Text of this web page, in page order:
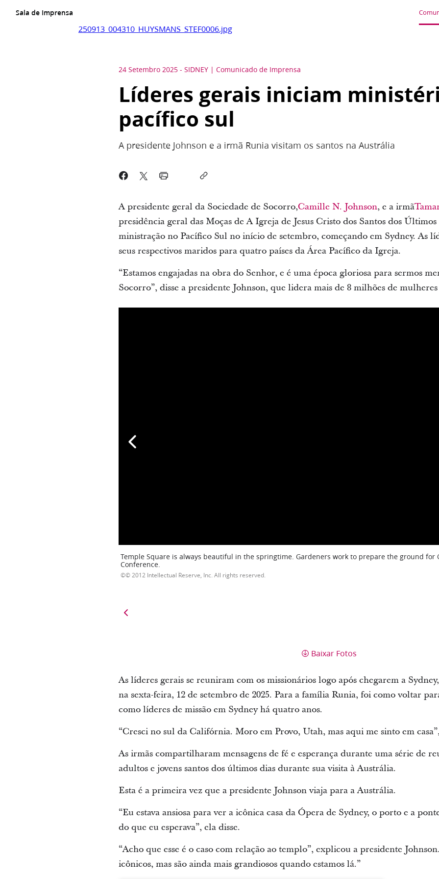
Sala de Imprensa
250913_004310_HUYSMANS_STEF0006.jpg
24 Setembro 2025 - SIDNEY Comunicado de Imprensa
Líderes gerais iniciam
pacífico sul
A presidente Johnson e a irmã Runia visitam os santos na Austrália
A presidente geral da Sociedade de Socorro,Camille N. Johnson, e a irmã
presidência geral das Moças de A Igreja de Jesus Cristo dos Santos dos
ministração no Pacífico Sul no início de setembro, começando em Sydney. As
seus respectivos maridos para quatro países da Área Pacífico da Igreja.
“Estamos engajadas na obra do Senhor, e é uma época gloriosa para sermos
Socorro”, disse a presidente Johnson, que lidera mais de 8 milhões de
Temple Square is always beautiful in the springtime. Gardeners work to prepare the ground for
Conference.
© 2012 Intellectual Reserve, Inc. All rights reserved.
Baixar Fotos
As líderes gerais se reuniram com os missionários logo após chegarem a
na sexta-feira, 12 de setembro de 2025. Para a família Runia, foi como voltar
como líderes de missão em Sydney há quatro anos.
“Cresci no sul da Califórnia. Moro em Provo, Utah, mas aqui me sinto em
As irmãs compartilharam mensagens de fé e esperança durante uma série de
adultos e jovens santos dos últimos dias durante sua visita à Austrália.
Esta é a primeira vez que a presidente Johnson viaja para a Austrália.
“Eu estava ansiosa para ver a icônica casa da Ópera de Sydney, o porto e a
do que eu esperava”, ela disse.
“Acho que esse é o caso com relação ao templo”, explicou a presidente
icônicos, mas são ainda mais grandiosos quando estamos lá.”